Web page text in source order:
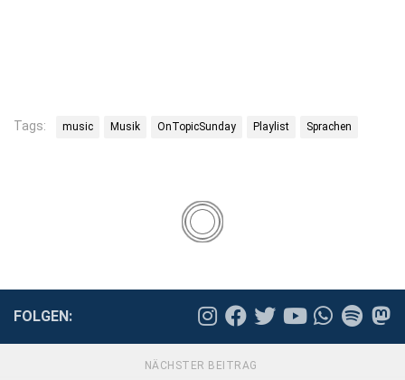
Tags: music Musik OnTopicSunday Playlist Sprachen
FOLGEN:
NÄCHSTER BEITRAG